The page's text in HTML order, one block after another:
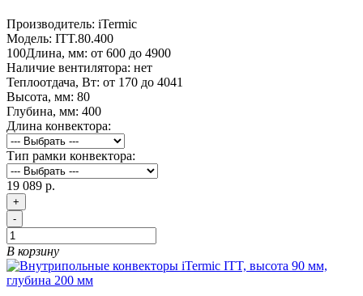
Производитель: iTermic
Модель: ITT.80.400
100Длина, мм: от 600 до 4900
Наличие вентилятора: нет
Теплоотдача, Вт: от 170 до 4041
Высота, мм: 80
Глубина, мм: 400
Длина конвектора:
Тип рамки конвектора:
19 089 р.
+
-
В корзину